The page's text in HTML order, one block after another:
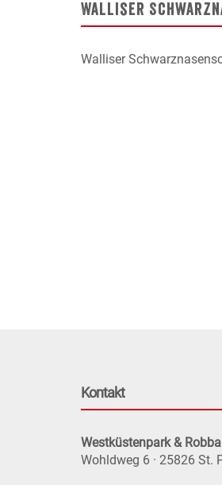
Walliser
Walliser
Kontakt
Westküstenpark &
Wohldweg 6 · 25826 St.